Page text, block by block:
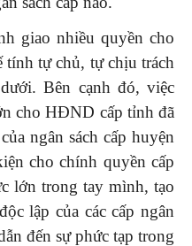
giao nhiều quyền cho
tính tự chủ, tự chịu trách
Bên cạnh đó, việc
cho HĐND cấp tỉnh đã
ngân sách cấp huyện
cho chính quyền cấp
lớn trong tay mình, tạo
lập của các cấp ngân
đến sự phức tạp trong